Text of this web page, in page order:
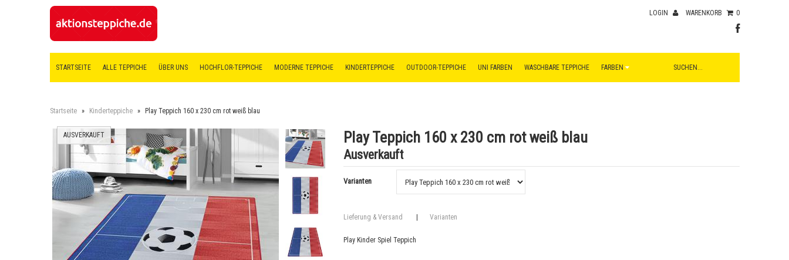
LOGIN WARENKORB 0
STARTSEITE ALLE TEPPICHE ÜBER UNS HOCHFLOR-TEPPICHE MODERNE TEPPICHE KINDERTEPPICHE OUTDOOR-TEPPICHE UNI FARBEN WASCHBARE TEPPICHE FARBEN
Startseite » Kinderteppiche » Play Teppich 160 x 230 cm rot weiß blau
AUSVERKAUFT Play Teppich 160 x 230 cm rot weiß blau
Ausverkauft
Varianten
Lieferung & Versand Varianten
Play Kinder Spiel Teppich